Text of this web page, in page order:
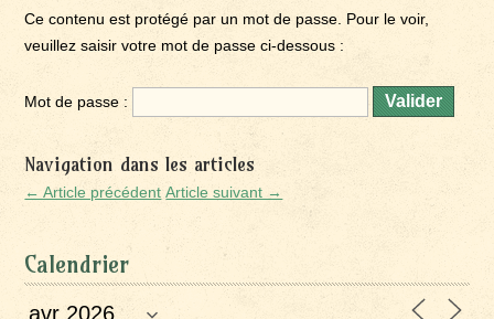
Ce contenu est protégé par un mot de passe. Pour le voir,
veuillez saisir votre mot de passe ci-dessous :
Mot de passe :
Navigation dans les articles
← Article précédent Article suivant →
Calendrier